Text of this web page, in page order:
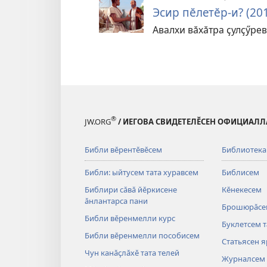
Эсир пӗлетӗр-и?
Авалхи вӑхӑтра
JW.ORG® / ИЕГОВА СВИДЕТЕЛӖСЕН
Библи вӗрентӗвӗсем
Библи: ыйтусем тата хуравсем
Библири сӑвӑ йӗркисене
ӑнлантарса пани
Библи вӗренмелли курс
Библи вӗренмелли пособисем
Чун канӑҫлӑхӗ тата телей
Библиотека
Библисем
Кӗнекесем
Буклетсем
Статьясен
Журналсем